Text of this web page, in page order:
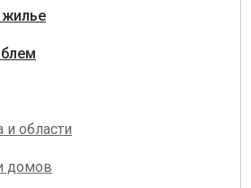
жилье
и области
домов